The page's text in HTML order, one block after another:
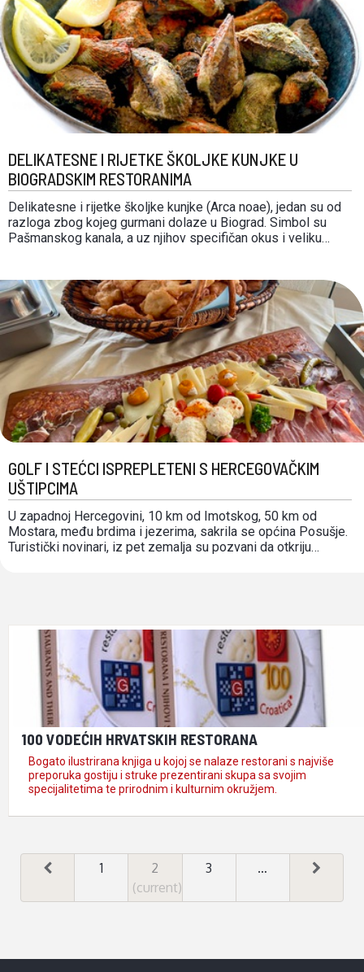
DELIKATESNE I RIJETKE ŠKOLJKE KUNJKE U
BIOGRADSKIM RESTORANIMA
Delikatesne i rijetke školjke kunjke (Arca noae), jedan su od
razloga zbog kojeg gurmani dolaze u Biograd. Simbol su
Pašmanskog kanala, a uz njihov specifičan okus i veliku
navrata, no vratile su …
GOLF I STEĆCI ISPREPLETENI S HERCEGOVAČKIM
UŠTIPCIMA
U zapadnoj Hercegovini, 10 km od Imotskog, 50 km od
Mostara, među brdima i jezerima, sakrila se općina Posušje.
Turistički novinari, iz pet zemalja su pozvani da otkriju
100 VODEĆIH HRVATSKIH RESTORANA
Bogato ilustrirana knjiga u kojoj se nalaze restorani s najviše
preporuka gostiju i struke prezentirani skupa sa svojim
specijalitetima te prirodnim i kulturnim okružjem.
1
2
(current)
3 …